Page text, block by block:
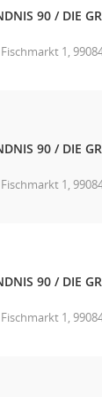
90 / DIE
1,
90 / DIE
1,
90 / DIE
1,